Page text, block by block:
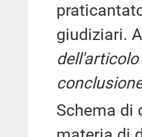
giudiziari.
Schema di